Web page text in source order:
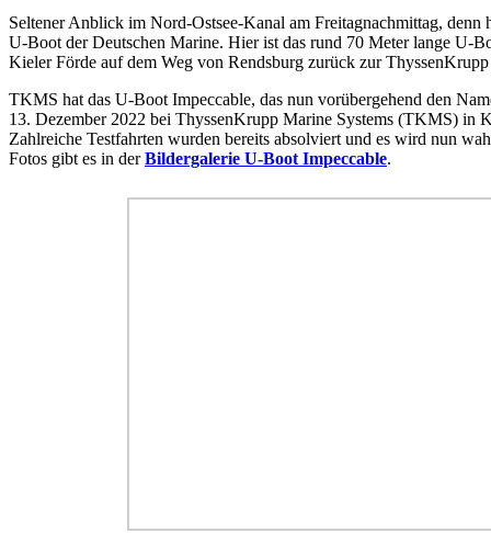
Seltener Anblick im Nord-Ostsee-Kanal am Freitagnachmittag,
U-Boot der Deutschen Marine. Hier ist das rund 70 Meter lange U-
Kieler Förde auf dem Weg von Rendsburg zurück zur
TKMS hat das U-Boot Impeccable, das nun vorübergehend den
13. Dezember 2022 bei ThyssenKrupp Marine Systems (TKMS) in
Zahlreiche Testfahrten wurden bereits absolviert und es wird nun
Fotos gibt es in derBildergalerie U-Boot Impeccable.